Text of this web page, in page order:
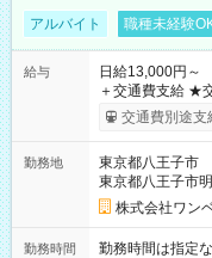
アルバイト 職種未経験
給与
日給13,000円～
＋交通費支給 ★交通費全額支給！ ┗案件により規定あり ★日払
いOK！（規定
ンビニATMから 日払
交通費別途支
勤務地
東京都八王子市
東京都八王子市
株式会社ワン
勤務時間
勤務時間は指定